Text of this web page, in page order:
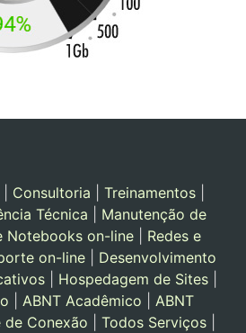
Consultoria Treinamentos|
Técnica
Manutenção de
Notebooks on-line
Redes e
on-line
Desenvolvimento
| Hospedagem de Sites|
ABNT Acadêmico
ABNT
de Conexão Todos Serviços